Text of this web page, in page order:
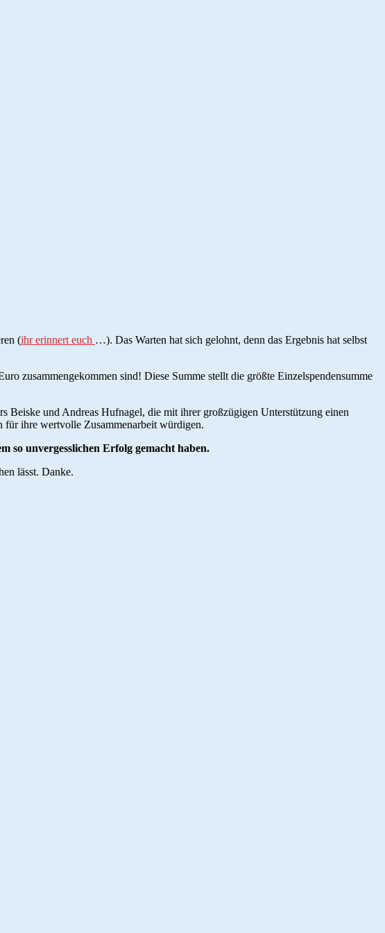
(ihr erinnert euch …). Das Warten hat sich gelohnt, denn das Ergebnis hat selbst
zusammengekommen sind! Diese Summe stellt die größte Einzelspendensumme
Beiske und Andreas Hufnagel, die mit ihrer großzügigen Unterstützung einen
für ihre wertvolle Zusammenarbeit würdigen.
so unvergesslichen Erfolg gemacht haben.
lässt. Danke.